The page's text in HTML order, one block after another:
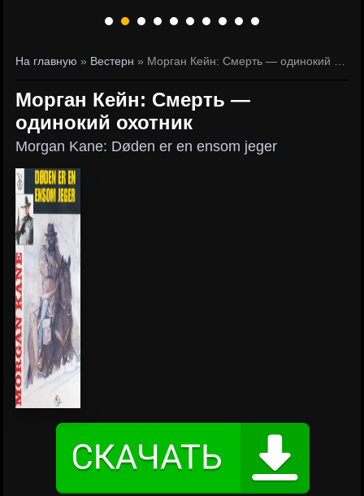
На главную » Вестерн » Морган Кейн: Смерть — одинокий охотник
Морган Кейн: Смерть —
одинокий охотник
Morgan Kane: Døden er en ensom jeger